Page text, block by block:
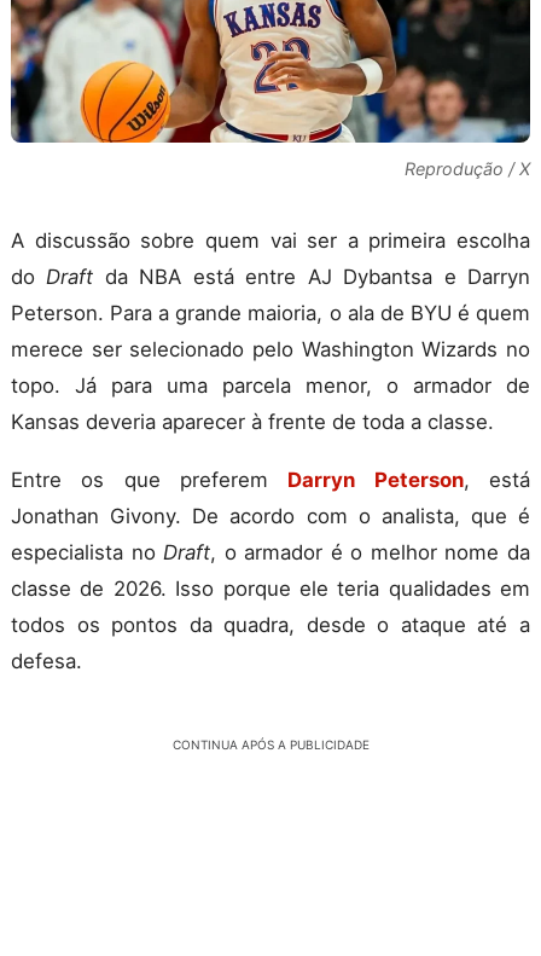
Reprodução / X
A discussão sobre quem vai ser a primeira escolha
do Draft da NBA está entre AJ Dybantsa e Darryn
Peterson. Para a grande maioria, o ala de BYU é quem
merece ser selecionado pelo Washington Wizards no
topo. Já para uma parcela menor, o armador de
Kansas deveria aparecer à frente de toda a classe.
Entre os que preferem Darryn Peterson, está
Jonathan Givony. De acordo com o analista, que é
especialista no Draft, o armador é o melhor nome da
classe de 2026. Isso porque ele teria qualidades em
todos os pontos da quadra, desde o ataque até a
defesa.
CONTINUA APÓS A PUBLICIDADE